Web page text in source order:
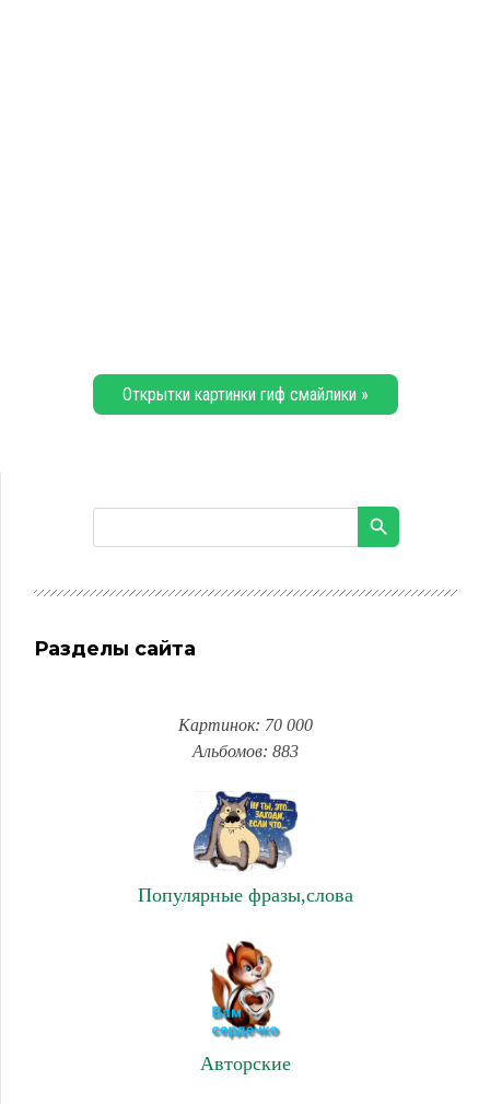
Открытки картинки гиф смайлики »
Разделы сайта
Картинок: 70 000
Альбомов: 883
Популярные фразы,слова
Авторские